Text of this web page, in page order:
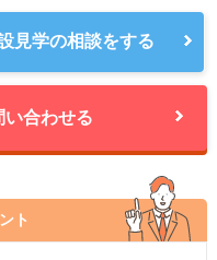
見学の相談をする
い合わせる
ト